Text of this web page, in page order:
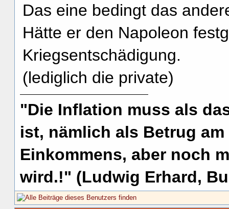
Das eine bedingt das
Hätte er den Napoleon
Kriegsentschädigung.
(lediglich die private)
"Die Inflation muss als
ist, nämlich als Betrug
Einkommens, aber noch
wird.!" (Ludwig Erhard,